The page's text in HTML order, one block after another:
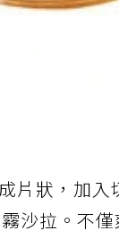
片狀，加
沙拉。不